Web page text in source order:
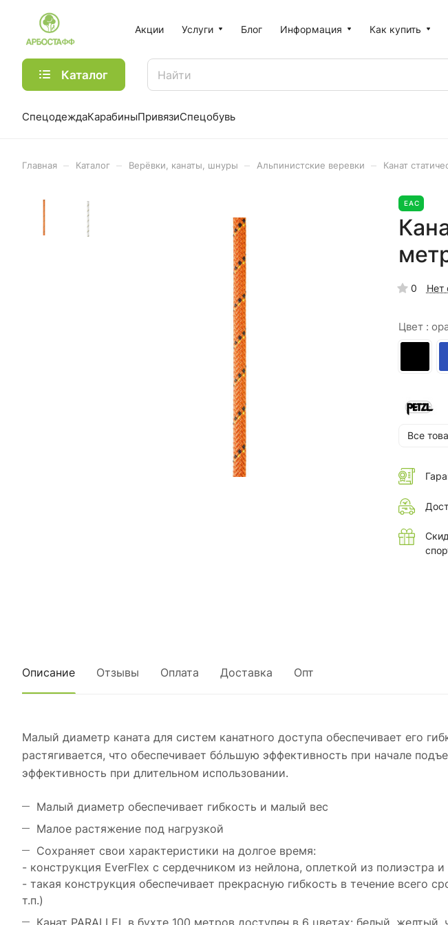
Акции Услуги Блог Информация Как купить
Каталог
СпецодеждаКарабиныПривязиСпецобувь
Главная Каталог Верёвки, канаты, шнуры Альпинистские веревки Канат
EAC
0 Нет
Цвет :
Все
Описание Отзывы Оплата Доставка Опт
Малый диаметр каната для систем канатного доступа обеспечивает его
растягивается, что обеспечивает бóльшую эффективность при начале
эффективность при длительном использовании.
Малый диаметр обеспечивает гибкость и малый вес
Малое растяжение под нагрузкой
Сохраняет свои характеристики на долгое время:
- конструкция EverFlex с сердечником из нейлона, оплеткой из полиэстра
- такая конструкция обеспечивает прекрасную гибкость в течение всего
т.п.)
Канат PARALLEL в бухте 100 метров доступен в 6 цветах: белый,